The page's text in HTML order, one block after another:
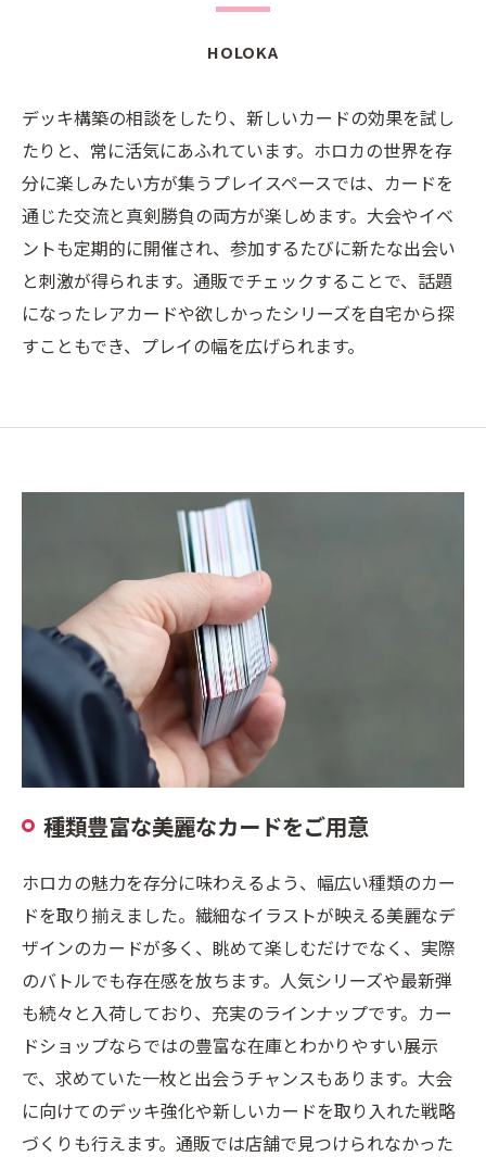
HOLOKA
デッキ構築の相談をしたり、新しいカードの効果を試し
たりと、常に活気にあふれています。ホロカの世界を存
分に楽しみたい方が集うプレイスペースでは、カードを
通じた交流と真剣勝負の両方が楽しめます。大会やイベ
ントも定期的に開催され、参加するたびに新たな出会い
と刺激が得られます。通販でチェックすることで、話題
になったレアカードや欲しかったシリーズを自宅から探
すこともでき、プレイの幅を広げられます。
種類豊富な美麗なカードをご用意
ホロカの魅力を存分に味わえるよう、幅広い種類のカー
ドを取り揃えました。繊細なイラストが映える美麗なデ
ザインのカードが多く、眺めて楽しむだけでなく、実際
のバトルでも存在感を放ちます。人気シリーズや最新弾
も続々と入荷しており、充実のラインナップです。カー
ドショップならではの豊富な在庫とわかりやすい展示
で、求めていた一枚と出会うチャンスもあります。大会
に向けてのデッキ強化や新しいカードを取り入れた戦略
づくりも行えます。通販では店舗で見つけられなかった